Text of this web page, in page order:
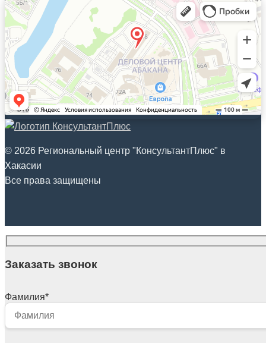
© 2026 Региональный центр "КонсультантПлюс" в
Хакасии
Все права защищены
Заказать звонок
Фамилия*